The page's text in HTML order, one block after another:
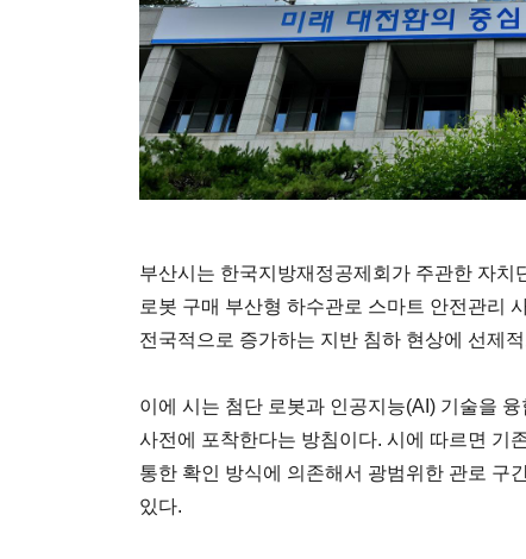
부산시는 한국지방재정공제회가 주관한 자치
로봇 구매 부산형 하수관로 스마트 안전관리
전국적으로 증가하는 지반 침하 현상에 선제
이에 시는 첨단 로봇과 인공지능(AI) 기술을
사전에 포착한다는 방침이다. 시에 따르면 기
통한 확인 방식에 의존해서 광범위한 관로 구
있다.